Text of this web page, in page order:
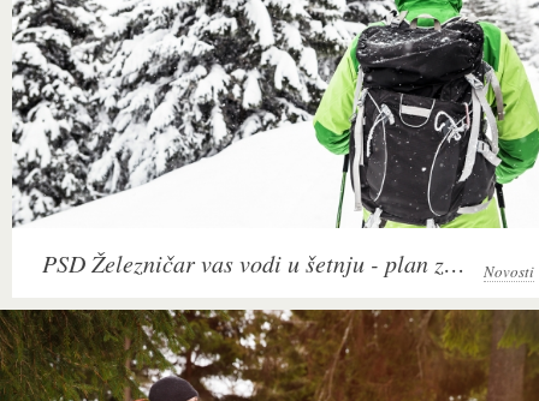
PSD Železničar vas vodi u šetnju - plan za januar 2019 Novosti